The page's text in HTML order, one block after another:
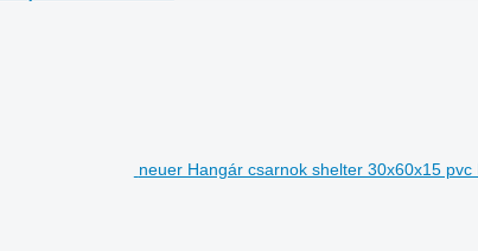
neuer Hangár csarnok shelter 30x60x15 pvc